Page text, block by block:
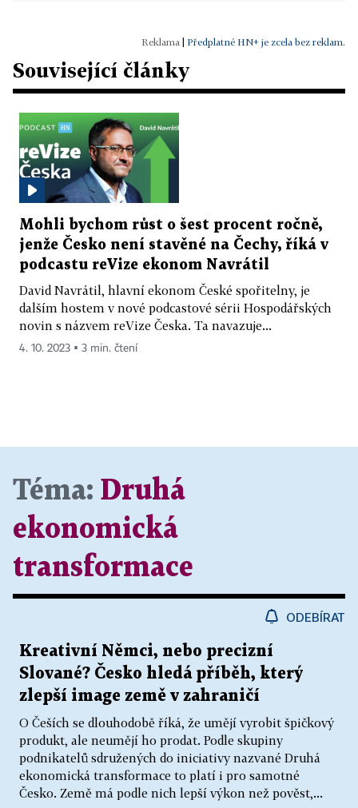
Předplatné HN+ je zcela bez reklam.
Související články
Mohli bychom růst o šest procent ročně,
jenže Česko není stavěné na Čechy, říká v
podcastu reVize ekonom Navrátil
David Navrátil, hlavní ekonom České spořitelny, je
dalším hostem v nové podcastové sérii Hospodářských
novin s názvem reVize Česka. Ta navazuje...
4. 10. 2023 ▪ 3 min. čtení
Téma: Druhá
ekonomická
transformace
ODEBÍRAT
Kreativní Němci, nebo precizní
Slované? Česko hledá příběh, který
zlepší image země v zahraničí
O Češích se dlouhodobě říká, že umějí vyrobit špičkový
produkt, ale neumějí ho prodat. Podle skupiny
podnikatelů sdružených do iniciativy nazvané Druhá
ekonomická transformace to platí i pro samotné
Česko. Země má podle nich lepší výkon než pověst,...